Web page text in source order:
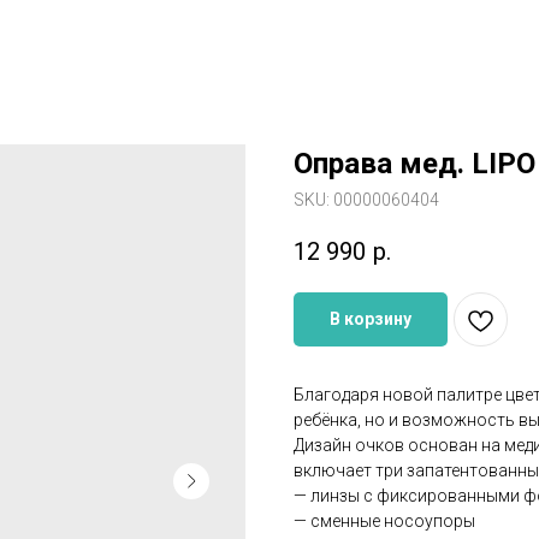
Оправа мед.
SKU: 00000060404
12 990 р.
В корзину
Благодаря новой палитре
ребёнка, но и возможность
Дизайн очков основан на
включает три
— линзы с фиксированными
— сменные носоупоры